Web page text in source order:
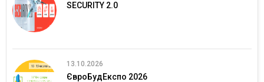
SECURITY 2.0
13.10.2026
ЄвроБудЕкспо 2026